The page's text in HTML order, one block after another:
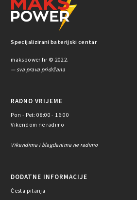
Specijalizirani baterijski centar
makspower.hr © 2022.
— sva prava pridržana
RADNO VRIJEME
Pon - Pet: 08:00 - 16:00
Vikendom ne radimo
Vikendima i blagdanima ne radimo
DODATNE INFORMACIJE
Česta pitanja